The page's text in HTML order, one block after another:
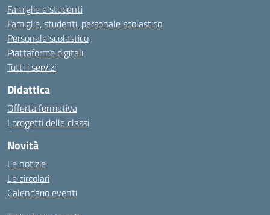
Famiglie e studenti
Famiglie, studenti, personale scolastico
Personale scolastico
Piattaforme digitali
Tutti i servizi
Didattica
Offerta formativa
I progetti delle classi
Novità
Le notizie
Le circolari
Calendario eventi